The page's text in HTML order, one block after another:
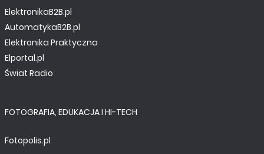
ElektronikaB2B.pl
AutomatykaB2B.pl
Elektronika Praktyczna
Elportal.pl
Świat Radio
FOTOGRAFIA, EDUKACJA I HI-TECH
Fotopolis.pl